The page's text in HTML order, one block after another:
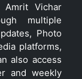
Amrit Vichar
multiple
Photo
platforms,
also access
and weekly